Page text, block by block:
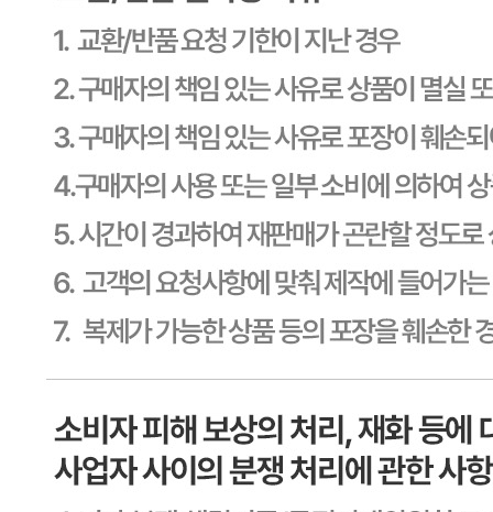
반품 배송비: 30,000원
교환 배송비: 30,000원
주의사항
전자상거래 등에서의 소비자보호법에 관한 법률에 의거하여
미성년자가 체결한 계약은 법정대리인이 동의하지 않은 경우
본인 또는 법정대리인이 취소할 수 있습니다. 식봄에 등록된
판매상품과 상품의 내용은 판매자가 등록한 것으로 (주)마켓
보로는 그 등록내용에 대하여 일체의 책임을 지지 않습니다.
상품 문의 문의글 작성
비밀글 제외
답변완료
비밀글입니다.